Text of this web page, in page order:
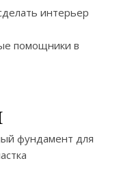
интерьер
помощники в
фундамент для